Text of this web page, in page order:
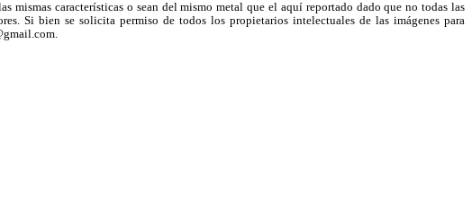
mismas características o sean del mismo metal que el aquí reportado dado que no todas las
Si bien se solicita permiso de todos los propietarios intelectuales de las imágenes para